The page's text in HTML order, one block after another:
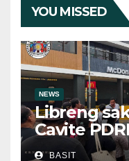
YOU MISSED
NEWS
Libreng
Cavite
stranded
BASIT